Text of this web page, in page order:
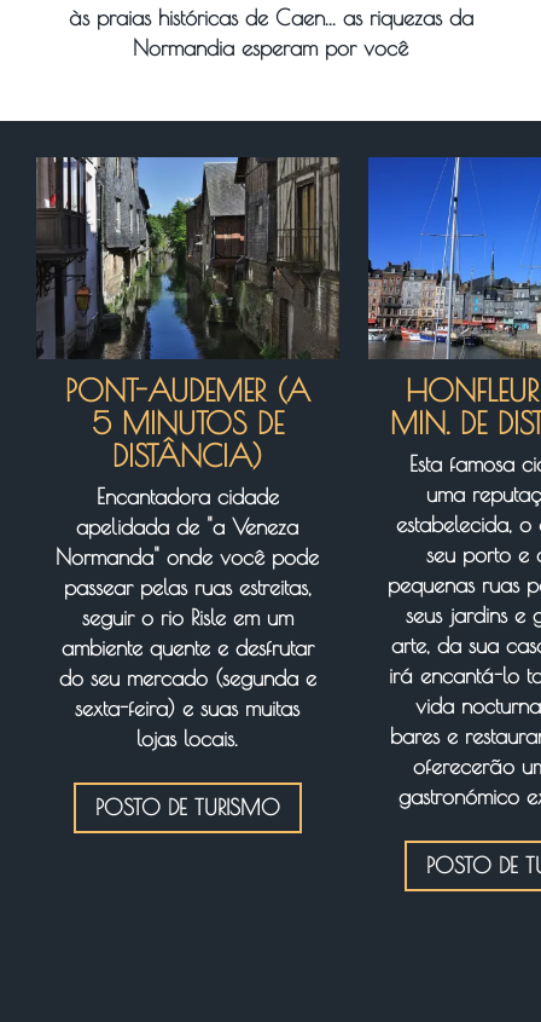
às praias históricas de Caen... as riquezas da
Normandia esperam por você
PONT-AUDEMER (A
5 MINUTOS DE
DISTÂNCIA)
Encantadora cidade
apelidada de "a Veneza
Normanda" onde você pode
passear pelas ruas estreitas,
seguir o rio Risle em um
ambiente quente e desfrutar
do seu mercado (segunda e
sexta-feira) e suas muitas
lojas locais.
POSTO DE TURISMO
MIN. DE
Esta famosa
uma
estabelecida,
seu porto e
pequenas ruas
seus jardins e
arte, da sua
irá encantá-lo
vida
bares e
oferecerão
gastronómico
POSTO DE